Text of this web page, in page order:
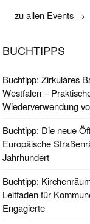
zu allen Events →
BUCHTIPPS
Buchtipp: Zirkuläres
Westfalen –
Wiederverwendung
Buchtipp: Die neue
Europäische
Jahrhundert
Buchtipp:
Leitfaden für
Engagierte